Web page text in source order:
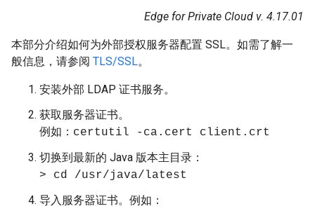
Edge for Private Cloud v. 4.17.01
本部分介绍如何为外部授权服务器配置 SSL。如需了解一
般信息，请参阅 TLS/SSL。
安装外部 LDAP 证书服务。
获取服务器证书。
例如： certutil -ca.cert client.crt
切换到最新的 Java 版本主目录：
> cd /usr/java/latest
导入服务器证书。例如：